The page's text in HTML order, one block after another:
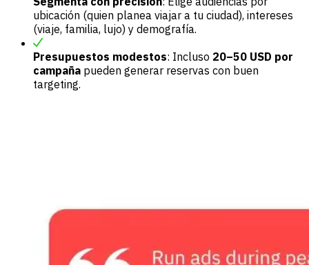
ubicación (quien planea viajar a tu ciudad), intereses
(viaje, familia, lujo) y demografía.
Presupuestos modestos: Incluso 20–50 USD por
campaña pueden generar reservas con buen
targeting.